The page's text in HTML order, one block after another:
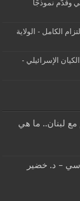
وقدّم نموذجًا
الكامل - الولاية
الإسرائيلي -
مع لبنان.. ما هي
– د. خضير